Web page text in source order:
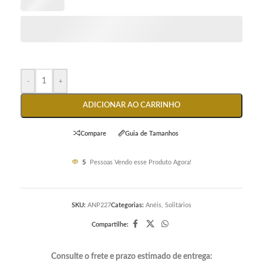
- +
ADICIONAR AO CARRINHO
Compare Guia de Tamanhos
5 Pessoas Vendo esse Produto Agora!
SKU: ANP227Categorias: Anéis, Solitários
Compartilhe:
Consulte o frete e prazo estimado de entrega: